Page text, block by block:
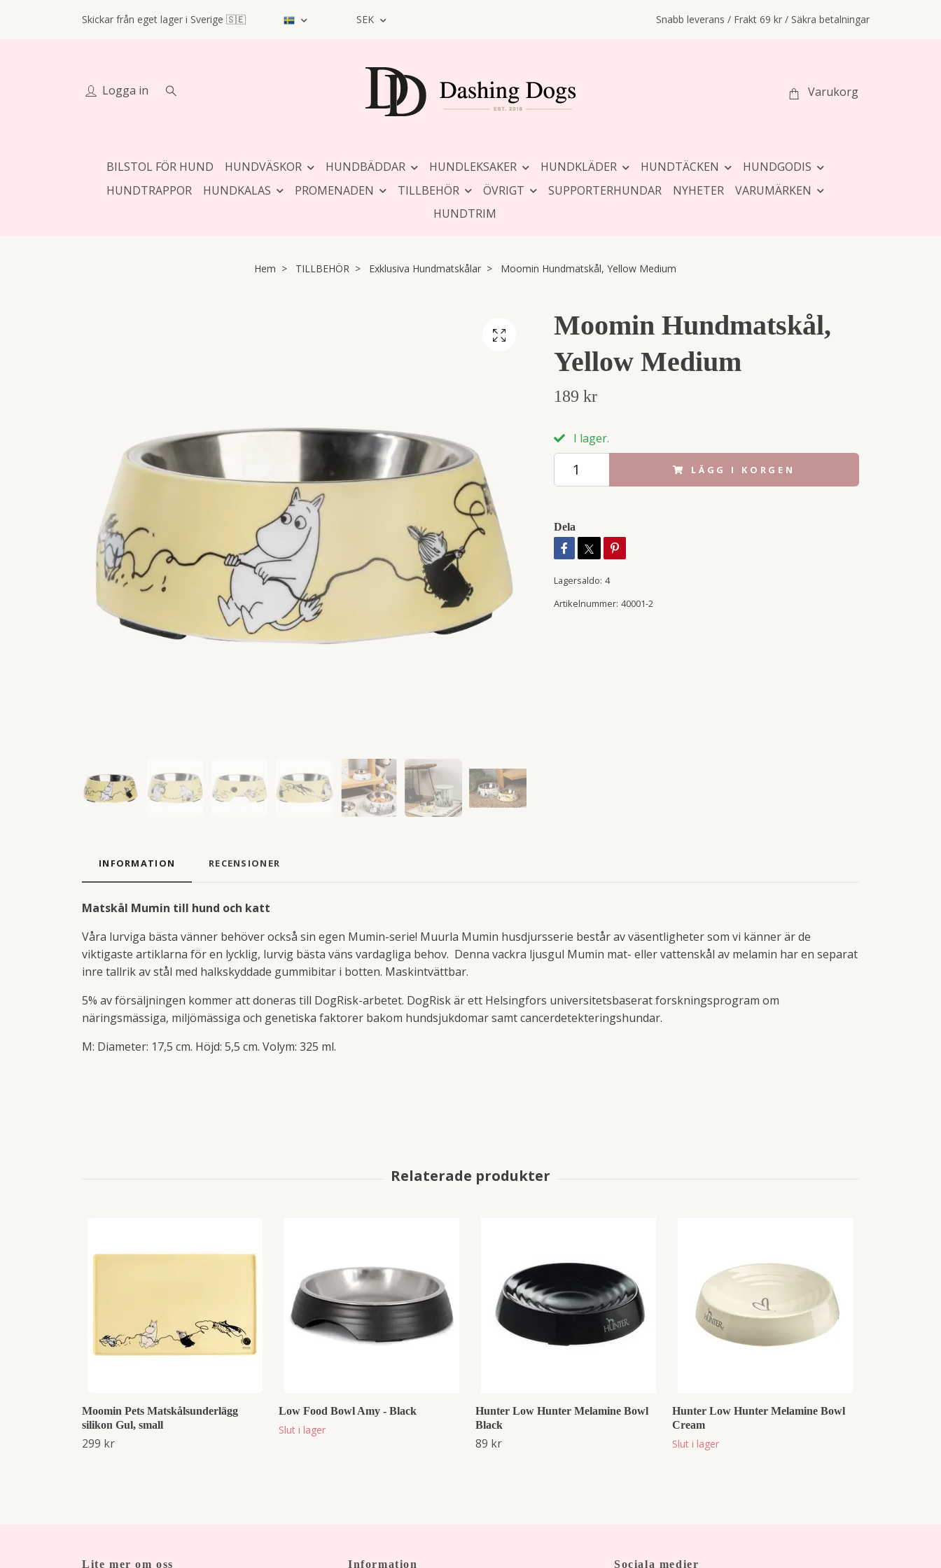
Skickar från eget lager i Sverige 🇸🇪 SEK Snabb leverans / Frakt 69 kr / Säkra betalningar
Logga in Varukorg
BILSTOL FÖR HUND HUNDVÄSKOR HUNDBÄDDAR HUNDLEKSAKER HUNDKLÄDER HUNDTÄCKEN
HUNDGODIS
HUNDTRAPPOR
HUNDKALAS PROMENADEN TILLBEHÖR ÖVRIGT SUPPORTERHUNDAR NYHETER
VARUMÄRKEN
HUNDTRIM
Hem TILLBEHÖR Exklusiva Hundmatskålar Moomin Hundmatskål, Yellow Medium
Moomin Hundmatskål,
Yellow Medium
189 kr
I lager.
LÄGG I KORGEN
Dela
Lagersaldo: 4
Artikelnummer: 40001-2
INFORMATION RECENSIONER
Matskål Mumin till hund och katt
Våra lurviga bästa vänner behöver också sin egen Mumin-serie! Muurla Mumin husdjursserie består av väsentligheter som vi känner är de
viktigaste artiklarna för en lycklig, lurvig bästa väns vardagliga behov. Denna vackra ljusgul Mumin mat- eller vattenskål av melamin har en separat
inre tallrik av stål med halkskyddade gummibitar i botten. Maskintvättbar.
5% av försäljningen kommer att doneras till DogRisk-arbetet. DogRisk är ett Helsingfors universitetsbaserat forskningsprogram om
näringsmässiga, miljömässiga och genetiska faktorer bakom hundsjukdomar samt cancerdetekteringshundar.
M: Diameter: 17,5 cm. Höjd: 5,5 cm. Volym: 325 ml.
Moomin Pets Matskålsunderlägg
silikon Gul, small
299 kr
Low Food Bowl Amy - Black
Slut i lager
Hunter Low Hunter Melamine Bowl
Black
89 kr
Hunter Low Hunter Melamine Bowl
Cream
Slut i lager
Lite mer om oss Information Sociala medier